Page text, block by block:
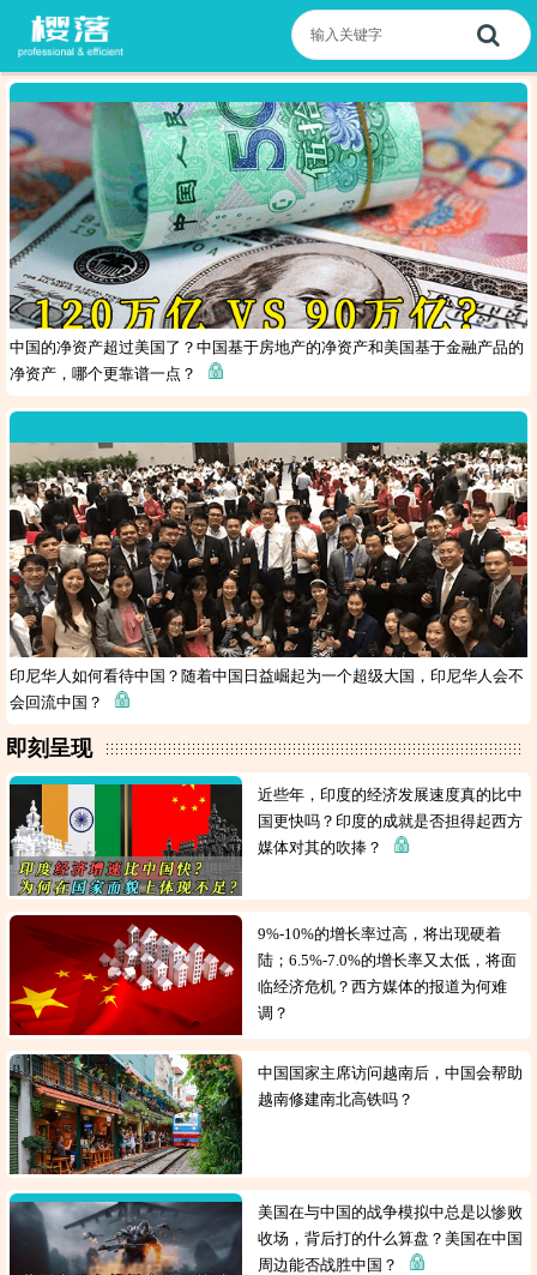
中国的净资产超过美国了？中国基于房地产的净资产和美国基于金融产品的
净资产，哪个更靠谱一点？
印尼华人如何看待中国？随着中国日益崛起为一个超级大国，印尼华人会不
会回流中国？
即刻呈现
近些年，印度的经济发展速度真的比中
国更快吗？印度的成就是否担得起西方
媒体对其的吹捧？
9%-10%的增长率过高，将出现硬着
陆；6.5%-7.0%的增长率又太低，将面
临经济危机？西方媒体的报道为何难
调？
中国国家主席访问越南后，中国会帮助
越南修建南北高铁吗？
美国在与中国的战争模拟中总是以惨败
收场，背后打的什么算盘？美国在中国
周边能否战胜中国？